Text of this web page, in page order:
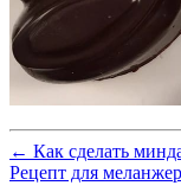
← Как сделать
Рецепт для